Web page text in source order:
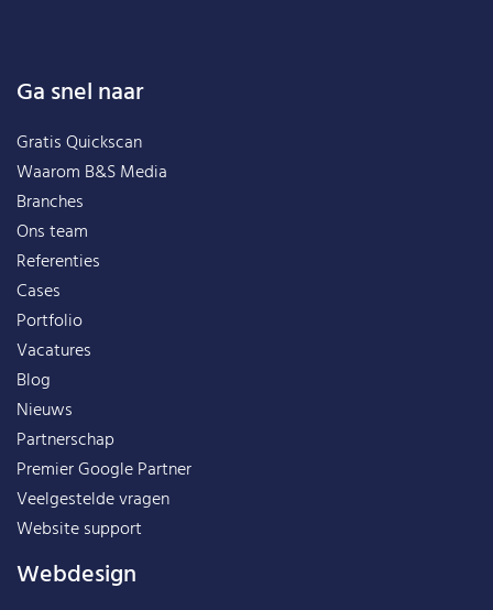
Ga snel naar
Gratis Quickscan
Waarom B&S Media
Branches
Ons team
Referenties
Cases
Portfolio
Vacatures
Blog
Nieuws
Partnerschap
Premier Google Partner
Veelgestelde vragen
Website support
Webdesign